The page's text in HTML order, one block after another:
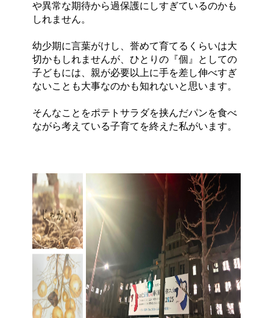
や異常な期待から過保護にしすぎているのかも
しれません。
幼少期に言葉がけし、誉めて育てるくらいは大
切かもしれませんが、ひとりの『個』としての
子どもには、親が必要以上に手を差し伸べすぎ
ないことも大事なのかも知れないと思います。
そんなことをポテトサラダを挟んだパンを食べ
ながら考えている子育てを終えた私がいます。